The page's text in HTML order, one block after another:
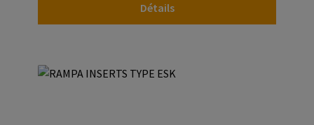
Détails